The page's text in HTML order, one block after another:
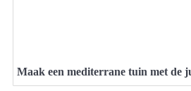
Maak een mediterrane tuin met de